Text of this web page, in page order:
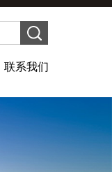
联系我们